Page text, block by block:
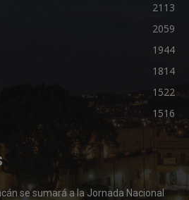
2113
2059
1944
1814
1522
1516
se sumará a la Jornada Nacional